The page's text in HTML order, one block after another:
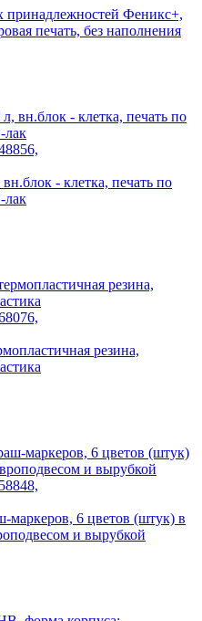
принадлежностей Феникс+,
печать, без наполнения
- клетка, печать по
резина,
маркеров, 6 цветов (штук) в
и вырубкой